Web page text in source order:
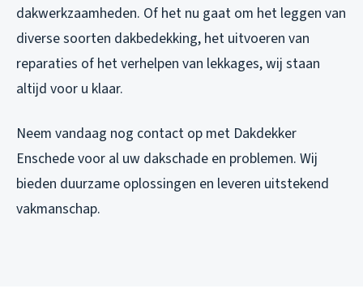
dakwerkzaamheden. Of het nu gaat om het leggen van
diverse soorten dakbedekking, het uitvoeren van
reparaties of het verhelpen van lekkages, wij staan
altijd voor u klaar.
Neem vandaag nog contact op met Dakdekker
Enschede voor al uw dakschade en problemen. Wij
bieden duurzame oplossingen en leveren uitstekend
vakmanschap.